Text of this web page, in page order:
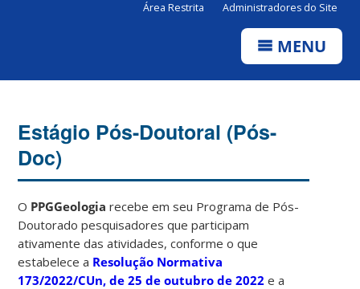
Área Restrita Administradores do Site
MENU
Estágio Pós-Doutoral (Pós-
Doc)
O PPGGeologia recebe em seu Programa de Pós-
Doutorado pesquisadores que participam
ativamente das atividades, conforme o que
estabelece a Resolução Normativa
173/2022/CUn, de 25 de outubro de 2022 e a